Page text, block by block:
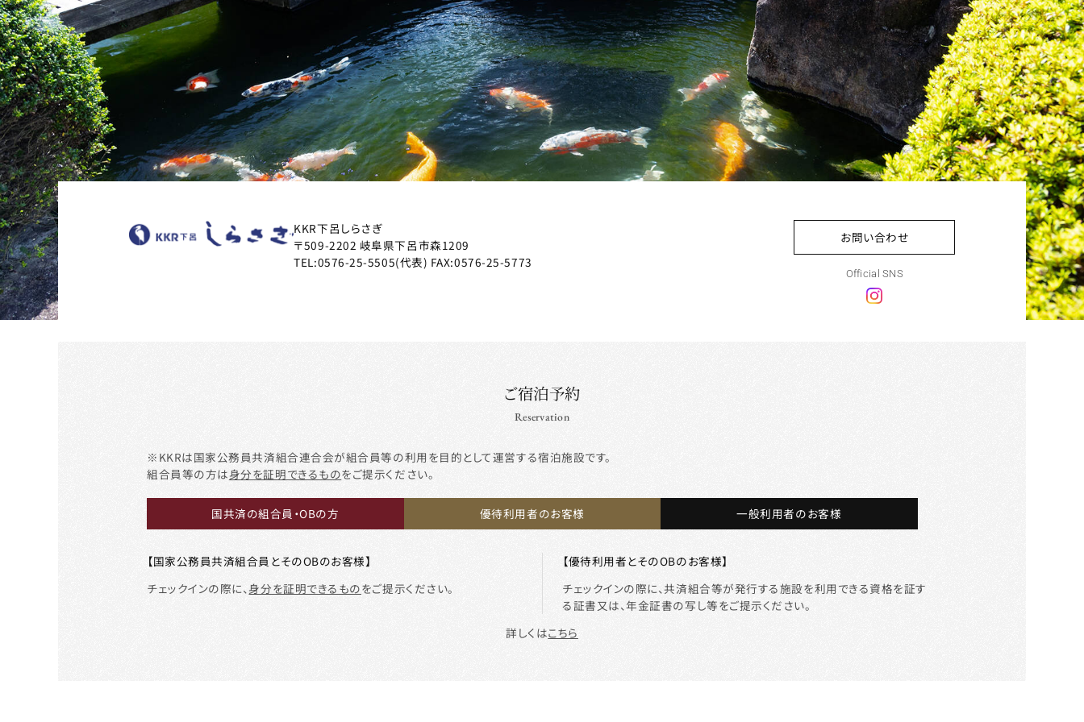
KKR下呂しらさぎ
〒509-2202 岐阜県下呂市森1209
TEL:0576-25-5505(代表) FAX:0576-25-5773
お問い合わせ
Official SNS
ご宿泊予約
Reservation
※KKRは国家公務員共済組合連合会が組合員等の利用を目的として運営する宿泊施設です。
組合員等の方は身分を証明できるものをご提示ください。
国共済の組合員・OBの方 優待利用者のお客様 一般利用者のお客様
【国家公務員共済組合員とそのOBのお客様】
チェックインの際に、 身分を証明できるものをご提示ください。
【優待利用者とそのOBのお客様】
チェックインの際に、共済組合等が発行する施設を利用できる資格を証す
る証書又は、年金証書の写し等をご提示ください。
詳しくはこちら